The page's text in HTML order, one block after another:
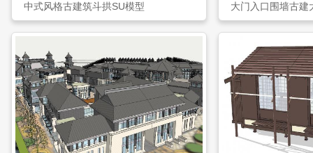
中式风格古建筑斗拱SU模型 大门入口围墙古建